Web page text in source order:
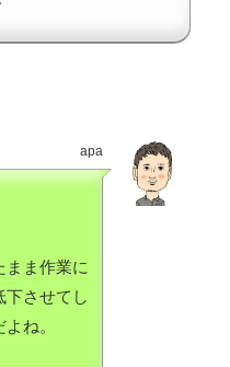
apa
まま作業に
下させてし
ね。